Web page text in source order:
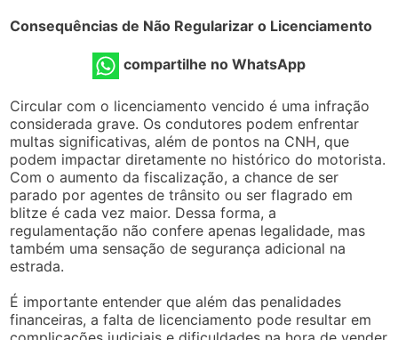
Consequências de Não Regularizar o Licenciamento
compartilhe no WhatsApp
Circular com o licenciamento vencido é uma infração
considerada grave. Os condutores podem enfrentar
multas significativas, além de pontos na CNH, que
podem impactar diretamente no histórico do motorista.
Com o aumento da fiscalização, a chance de ser
parado por agentes de trânsito ou ser flagrado em
blitze é cada vez maior. Dessa forma, a
regulamentação não confere apenas legalidade, mas
também uma sensação de segurança adicional na
estrada.
É importante entender que além das penalidades
financeiras, a falta de licenciamento pode resultar em